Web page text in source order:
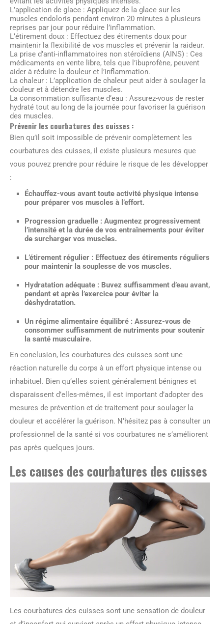
L’application de glace : Appliquez de la glace sur les
muscles endoloris pendant environ 20 minutes à plusieurs
reprises par jour pour réduire l’inflammation.
L’étirement doux : Effectuez des étirements doux pour
maintenir la flexibilité de vos muscles et prévenir la raideur.
La prise d’anti-inflammatoires non stéroïdiens (AINS) : Ces
médicaments en vente libre, tels que l’ibuprofène, peuvent
aider à réduire la douleur et l’inflammation.
La chaleur : L’application de chaleur peut aider à soulager la
douleur et à détendre les muscles.
La consommation suffisante d’eau : Assurez-vous de rester
hydraté tout au long de la journée pour favoriser la guérison
des muscles.
Prévenir les courbatures des cuisses :
Bien qu’il soit impossible de prévenir complètement les
courbatures des cuisses, il existe plusieurs mesures que
vous pouvez prendre pour réduire le risque de les développer
:
Échauffez-vous avant toute activité physique intense
pour préparer vos muscles à l’effort.
Progression graduelle : Augmentez progressivement
l’intensité et la durée de vos entraînements pour éviter
de surcharger vos muscles.
L’étirement régulier : Effectuez des étirements réguliers
pour maintenir la souplesse de vos muscles.
Hydratation adéquate : Buvez suffisamment d’eau avant,
pendant et après l’exercice pour éviter la
déshydratation.
Un régime alimentaire équilibré : Assurez-vous de
consommer suffisamment de nutriments pour soutenir
la santé musculaire.
En conclusion, les courbatures des cuisses sont une
réaction naturelle du corps à un effort physique intense ou
inhabituel. Bien qu’elles soient généralement bénignes et
disparaissent d’elles-mêmes, il est important d’adopter des
mesures de prévention et de traitement pour soulager la
douleur et accélérer la guérison. N’hésitez pas à consulter un
professionnel de la santé si vos courbatures ne s’améliorent
pas après quelques jours.
Les causes des courbatures des cuisses
Les courbatures des cuisses sont une sensation de douleur